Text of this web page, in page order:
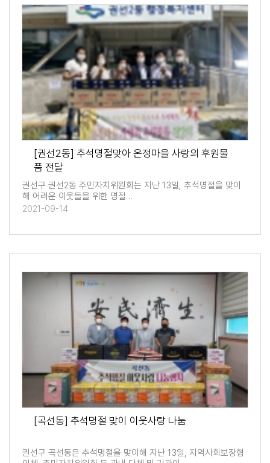
[권선2동] 추석명절맞아 온정마을 사랑의 후원물
품 전달
권선구 권선2동 주민자치위원회는 지난 13일, 추석명절을 맞이
해 어려운 이웃들을 위한 명절…
2021-09-14
[곡선동] 추석명절 맞이 이웃사랑 나눔
권선구 곡선동은 추석명절을 맞이해 지난 13일, 지역사회보장협